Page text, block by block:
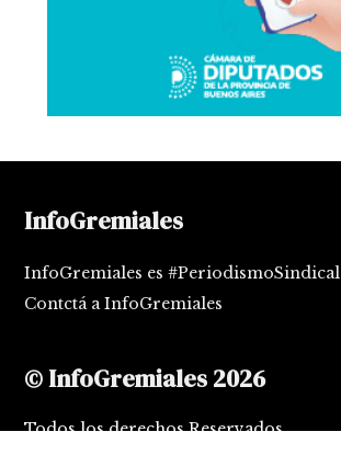
InfoGremiales
InfoGremiales es #PeriodismoSindical
Contctá a InfoGremiales
© InfoGremiales 2026
Todos los derechos Reservados